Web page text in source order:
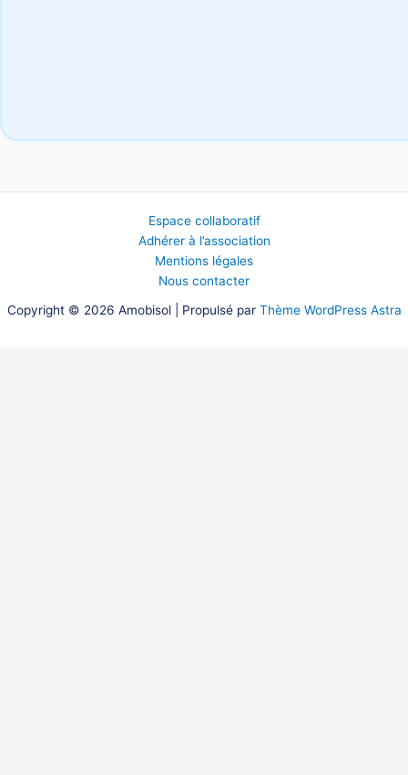
Espace collaboratif
Adhérer à l’association
Mentions légales
Nous contacter
Copyright © 2026 Amobisol | Propulsé par Thème WordPress Astra